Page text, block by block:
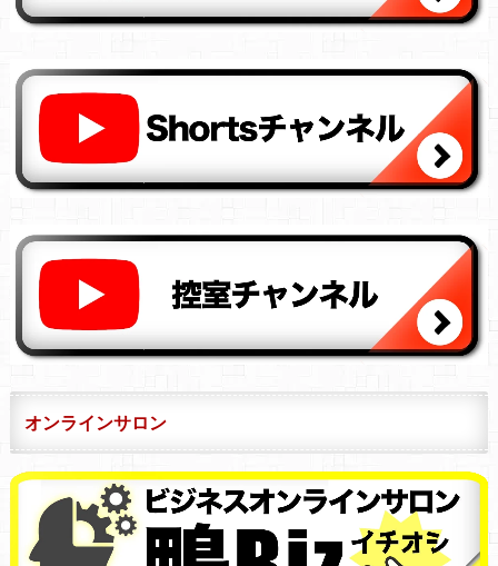
オンラインサロン